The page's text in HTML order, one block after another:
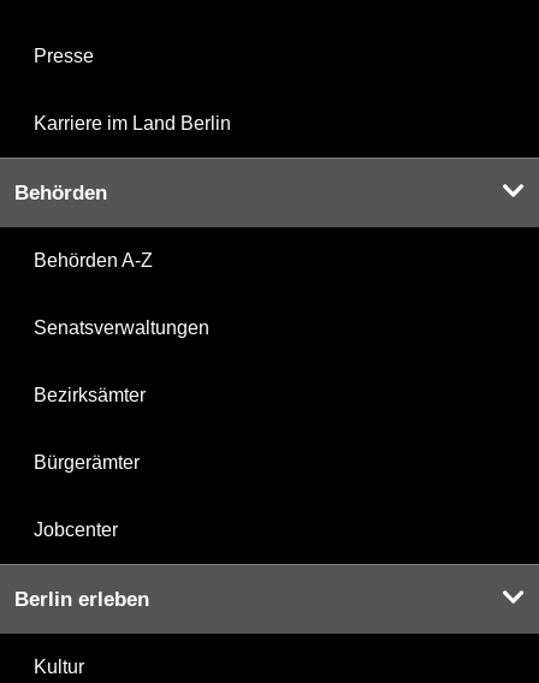
Presse
Karriere im Land Berlin
Behörden
Behörden A-Z
Senatsverwaltungen
Bezirksämter
Bürgerämter
Jobcenter
Berlin erleben
Kultur